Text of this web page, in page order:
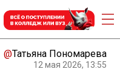
@Татьяна Пономарева
12 мая 2026, 13:55